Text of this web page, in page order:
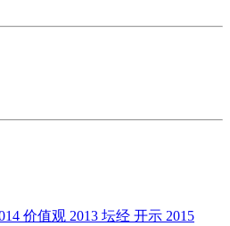
价值观 2013 坛经 开示 2015